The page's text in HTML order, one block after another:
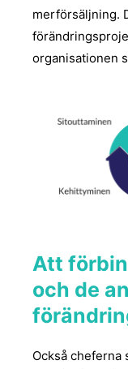
merförsäljning.
organisationen
Att
och de
Också cheferna